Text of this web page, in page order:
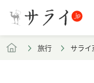
旅行 サライ